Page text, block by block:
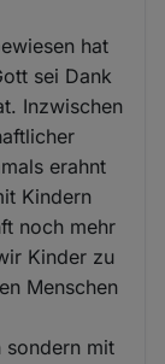
hat
sei Dank
Inzwischen
erahnt
Kindern
noch mehr
Kinder zu
Menschen
sondern mit